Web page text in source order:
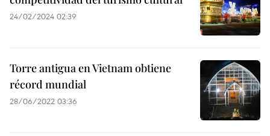
24/02/2024 02:39
Torre antigua en Vietnam obtiene
récord mundial
28/06/2022 03:36